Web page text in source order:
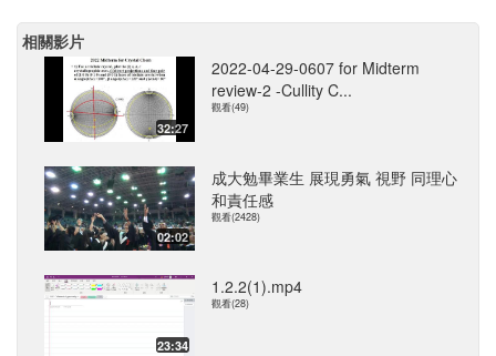
相關影片
32:27
2022-04-29-0607 for Midterm
review-2 -Cullity C...
觀看(49)
02:02
成大勉畢業生 展現勇氣 視野 同理心
和責任感
觀看(2428)
23:34
1.2.2(1).mp4
觀看(28)